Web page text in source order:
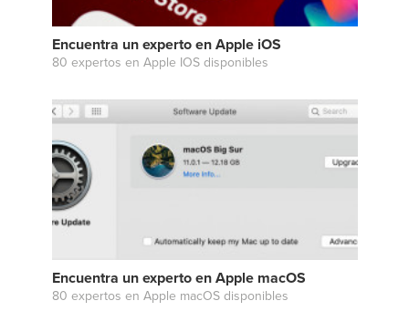
Encuentra un experto en Apple iOS
80 expertos en Apple IOS disponibles
Encuentra un experto en Apple macOS
80 expertos en Apple macOS disponibles